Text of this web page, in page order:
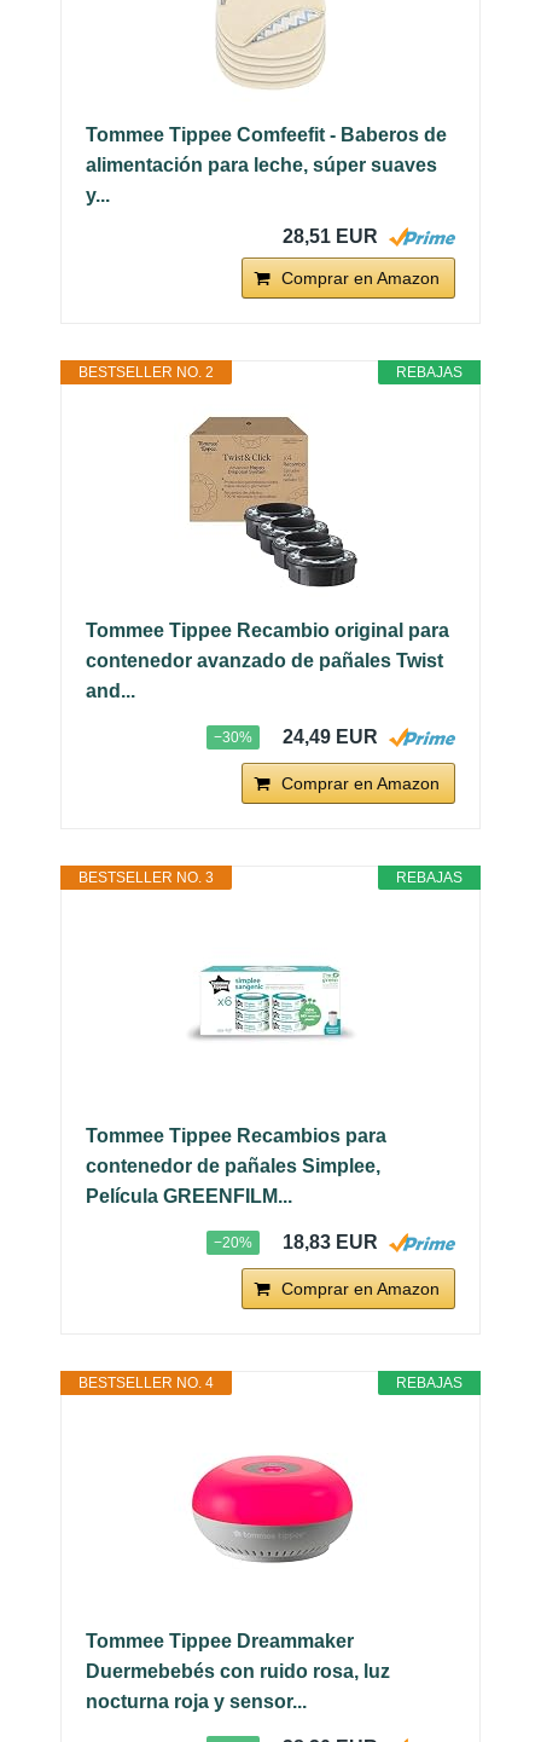
Tommee Tippee Comfeefit - Baberos de
alimentación para leche, súper suaves
y...
28,51 EUR
Comprar en Amazon
REBAJAS
BESTSELLER NO. 2
Tommee Tippee Recambio original para
contenedor avanzado de pañales Twist
and...
−30% 24,49 EUR
Comprar en Amazon
REBAJAS
BESTSELLER NO. 3
Tommee Tippee Recambios para
contenedor de pañales Simplee,
Película GREENFILM...
−20% 18,83 EUR
Comprar en Amazon
REBAJAS
BESTSELLER NO. 4
Tommee Tippee Dreammaker
Duermebebés con ruido rosa, luz
nocturna roja y sensor...